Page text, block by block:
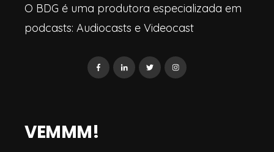
O BDG é uma produtora especializada em
podcasts: Audiocasts e Videocast
VEMMM!